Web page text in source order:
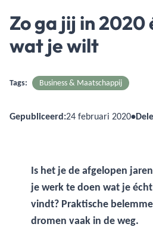
Zo ga jij in 2020
wat je wilt
Tags: Business & Maatschappij
Gepubliceerd:24 februari 2020•
Is het je de afgelopen
je werk te doen wat je
vindt? Praktische
dromen vaak in de weg.